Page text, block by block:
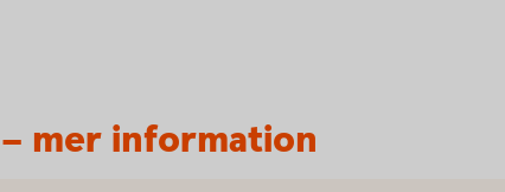
mer information